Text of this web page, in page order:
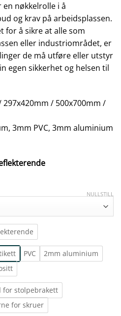
nøkkelrolle i å
og krav på arbeidsplassen.
for å sikre at alle som
eller industriområdet, er
de må utføre eller utstyr
egen sikkerhet og helsen til
297x420mm / 500x700mm /
3mm PVC, 3mm aluminium
PVC
2mm aluminium
for stolpebrakett
for skruer
NULLSTILL